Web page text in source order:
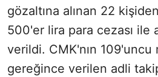
gözaltına alınan 22
500'er lira para cezası ile
verildi. CMK'nın 109'uncu
gereğince verilen adli